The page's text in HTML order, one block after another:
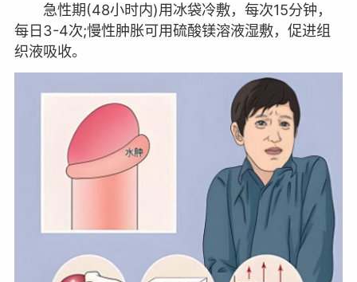
急性期(48小时内)用冰袋冷敷，每次15分钟，
每日3-4次;慢性肿胀可用硫酸镁溶液湿敷，促进组
织液吸收。